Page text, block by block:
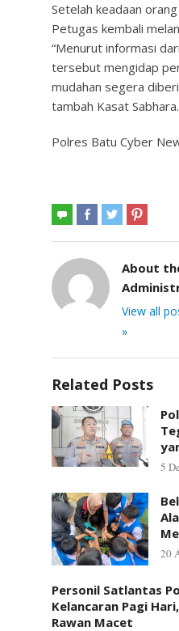
Setelah keadaan
Petugas kembali
“Menurut informasi
tersebut mengidap
mudahan segera
tambah Kasat Sabhara.
Polres Batu Cyber
About
View all
»
Related Posts
5
20
Personil Satlantas
Kelancaran Pagi
Rawan Macet